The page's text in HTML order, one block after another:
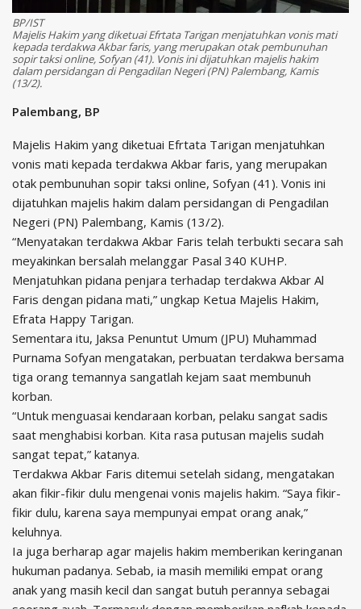
BP/IST
Majelis Hakim yang diketuai Efrtata Tarigan menjatuhkan vonis mati
kepada terdakwa Akbar faris, yang merupakan otak pembunuhan
sopir taksi online, Sofyan (41). Vonis ini dijatuhkan majelis hakim
dalam persidangan di Pengadilan Negeri (PN) Palembang, Kamis
(13/2).
Palembang, BP
Majelis Hakim yang diketuai Efrtata Tarigan menjatuhkan
vonis mati kepada terdakwa Akbar faris, yang merupakan
otak pembunuhan sopir taksi online, Sofyan (41). Vonis ini
dijatuhkan majelis hakim dalam persidangan di Pengadilan
Negeri (PN) Palembang, Kamis (13/2).
“Menyatakan terdakwa Akbar Faris telah terbukti secara sah
meyakinkan bersalah melanggar Pasal 340 KUHP.
Menjatuhkan pidana penjara terhadap terdakwa Akbar Al
Faris dengan pidana mati,” ungkap Ketua Majelis Hakim,
Efrata Happy Tarigan.
Sementara itu, Jaksa Penuntut Umum (JPU) Muhammad
Purnama Sofyan mengatakan, perbuatan terdakwa bersama
tiga orang temannya sangatlah kejam saat membunuh
korban.
“Untuk menguasai kendaraan korban, pelaku sangat sadis
saat menghabisi korban. Kita rasa putusan majelis sudah
sangat tepat,” katanya.
Terdakwa Akbar Faris ditemui setelah sidang, mengatakan
akan fikir-fikir dulu mengenai vonis majelis hakim. “Saya fikir-
fikir dulu, karena saya mempunyai empat orang anak,”
keluhnya.
Ia juga berharap agar majelis hakim memberikan keringanan
hukuman padanya. Sebab, ia masih memiliki empat orang
anak yang masih kecil dan sangat butuh perannya sebagai